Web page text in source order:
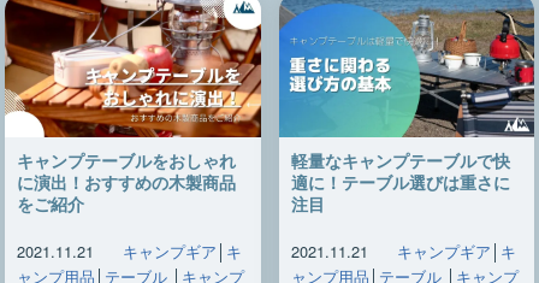
キャンプテーブルをおしゃれ
に演出！おすすめの木製商品
をご紹介
2021.11.21 キャンプギア │ キ
ャンプ用品 │ テーブル│ キャンプ
軽量なキャンプテーブルで快
適に！テーブル選びは重さに
注目
2021.11.21 キャンプギア │ キ
ャンプ用品 │ テーブル│ キャンプ